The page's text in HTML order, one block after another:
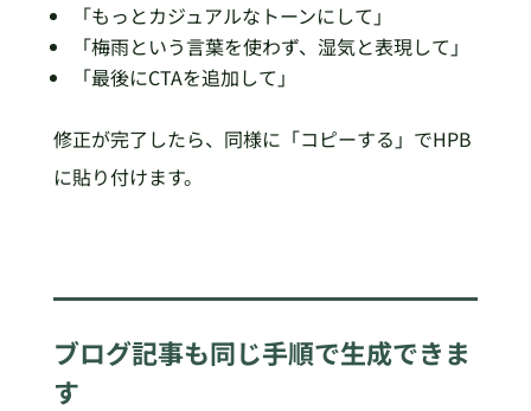
「もっとカジュアルなトーンにして」
「梅雨という言葉を使わず、湿気と表現して」
「最後にCTAを追加して」
修正が完了したら、同様に「コピーする」でHPB
に貼り付けます。
ブログ記事も同じ手順で生成できま
す